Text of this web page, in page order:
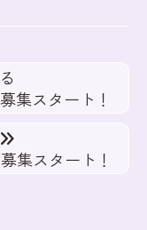
集スタート！
集スタート！